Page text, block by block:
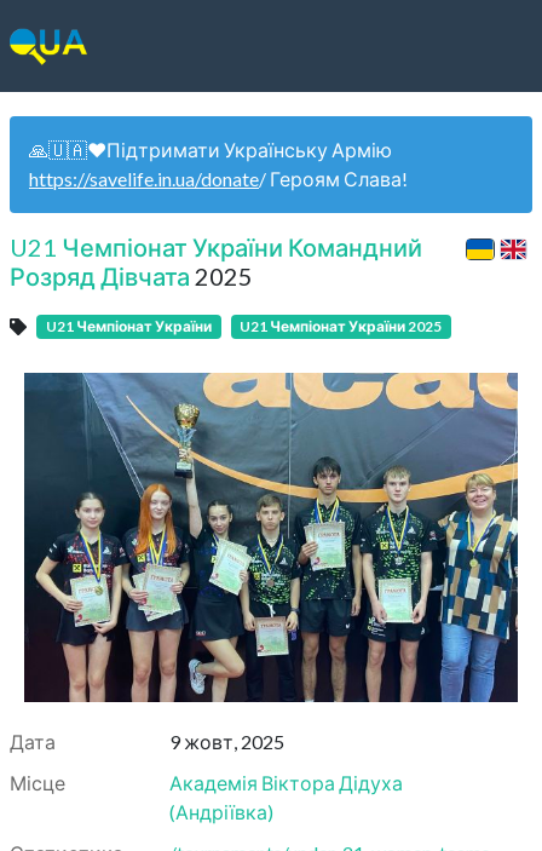
🙏🇺🇦❤️Підтримати Українську Армію
https://savelife.in.ua/donate/ Героям Слава!
U21 Чемпіонат України Командний
Розряд Дівчата 2025
U21 Чемпіонат України U21 Чемпіонат України 2025
Дата
9 жовт, 2025
Місце
Академія Віктора Дідуха
(Андріївка)